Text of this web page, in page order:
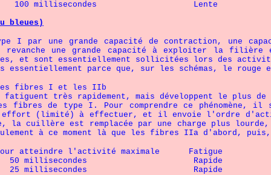
millisecondes Lente
bleues)
I par une grande capacité de contraction, une
une grande capacité à exploiter la
et sont essentiellement sollicitées lors des
essentiellement parce que, sur les schémas, le
fibres I et les IIb
très rapidement, mais développent le plus de
fibres de type I. Pour comprendre ce
(limité) à effectuer, et il envoie l'ordre
cuillère est remplacée par une charge plus
à ce moment là que les fibres IIa d'abord,
l'activité maximale Fatigue
millisecondes Rapide
millisecondes Rapide